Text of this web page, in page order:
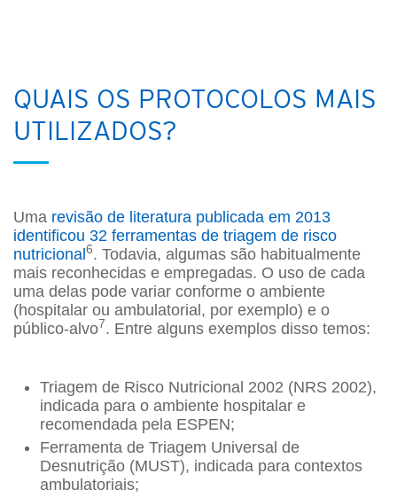
QUAIS OS PROTOCOLOS MAIS
UTILIZADOS?
Uma revisão de literatura publicada em 2013
identificou 32 ferramentas de triagem de risco
nutricional6. Todavia, algumas são habitualmente
mais reconhecidas e empregadas. O uso de cada
uma delas pode variar conforme o ambiente
(hospitalar ou ambulatorial, por exemplo) e o
público-alvo7. Entre alguns exemplos disso temos:
Triagem de Risco Nutricional 2002 (NRS 2002),
indicada para o ambiente hospitalar e
recomendada pela ESPEN;
Ferramenta de Triagem Universal de
Desnutrição (MUST), indicada para contextos
ambulatoriais;